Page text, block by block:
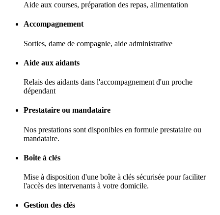
Aide aux courses, préparation des repas, alimentation
Accompagnement
Sorties, dame de compagnie, aide administrative
Aide aux aidants
Relais des aidants dans l'accompagnement d'un proche
dépendant
Prestataire ou mandataire
Nos prestations sont disponibles en formule prestataire ou
mandataire.
Boîte à clés
Mise à disposition d'une boîte à clés sécurisée pour faciliter
l'accès des intervenants à votre domicile.
Gestion des clés